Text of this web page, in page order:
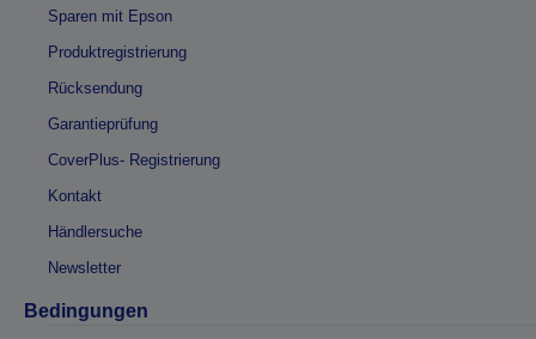
Sparen mit Epson
Produktregistrierung
Rücksendung
Garantieprüfung
CoverPlus- Registrierung
Kontakt
Händlersuche
Newsletter
Bedingungen